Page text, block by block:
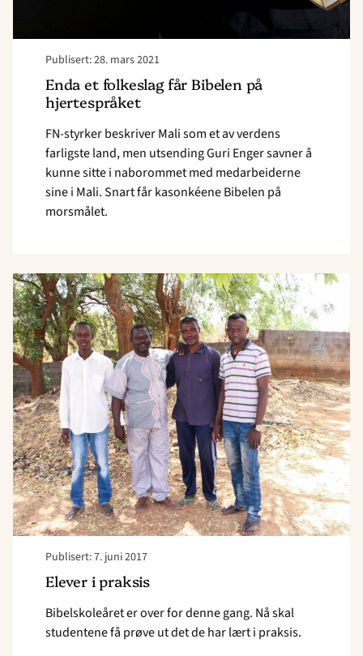
Publisert: 28. mars 2021
Enda et folkeslag får Bibelen på
hjertespråket
FN-styrker beskriver Mali som et av verdens
farligste land, men utsending Guri Enger savner å
kunne sitte i naborommet med medarbeiderne
sine i Mali. Snart får kasonkéene Bibelen på
morsmålet.
Publisert: 7. juni 2017
Elever i praksis
Bibelskoleåret er over for denne gang. Nå skal
studentene få prøve ut det de har lært i praksis.
Read
article
"Elever
i
praksis"